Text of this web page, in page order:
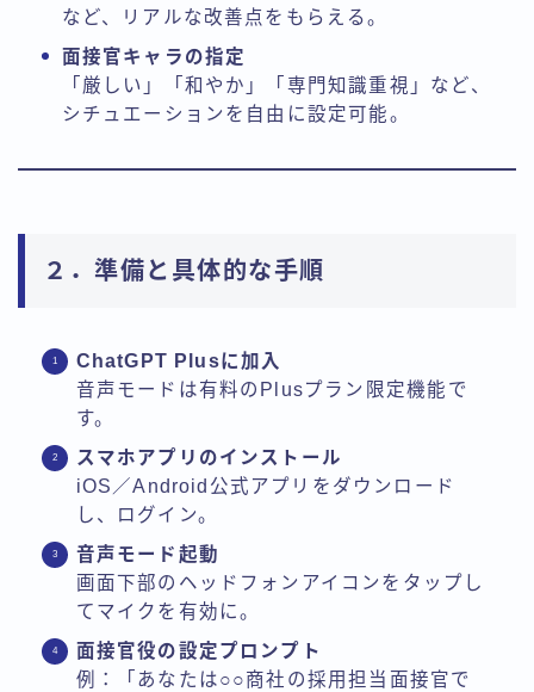
など、リアルな改善点をもらえる。
面接官キャラの指定
「厳しい」「和やか」「専門知識重視」など、
シチュエーションを自由に設定可能。
２．準備と具体的な手順
ChatGPT Plusに加入
音声モードは有料のPlusプラン限定機能で
す。
スマホアプリのインストール
iOS／Android公式アプリをダウンロード
し、ログイン。
音声モード起動
画面下部のヘッドフォンアイコンをタップし
てマイクを有効に。
面接官役の設定プロンプト
例：「あなたは○○商社の採用担当面接官で